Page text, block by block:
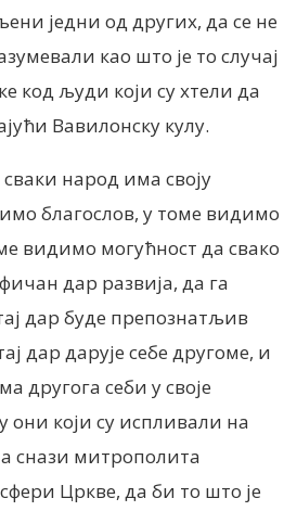
једни од других, да се не
као што је то случај
код људи који су хтели да
Вавилонску кулу.
народ има своју
благослов, у томе видимо
видимо могућност да свако
дар развија, да га
дар буде препознатљив
дар дарује себе другоме, и
другога себи у своје
они који су испливали на
снази митрополита
Цркве, да би то што је